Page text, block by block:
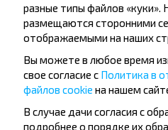
Хотите
путешествовать
дешевле?
Не пропусти
другие интересные
Подпишись на получение
разные типы файлов «куки».
размещаются сторонними
отображаемыми на наших
Вы можете в любое время
свое согласие с Политика в
файлов cookie на нашем
В случае дачи согласия с
подробнее о порядке их